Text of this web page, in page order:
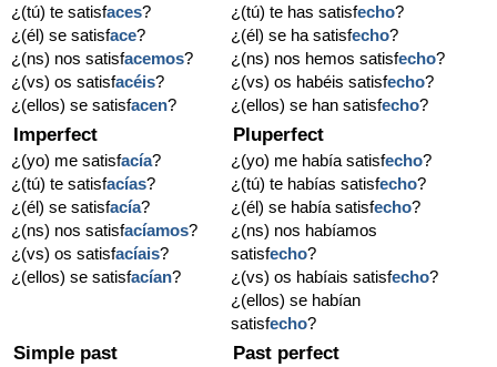
¿(tú) te satisfaces?
¿(él) se satisface?
¿(ns) nos satisfacemos?
¿(vs) os satisfacéis?
¿(ellos) se satisfacen?
¿(tú) te has satisfecho?
¿(él) se ha satisfecho?
¿(ns) nos hemos satisfecho?
¿(vs) os habéis satisfecho?
¿(ellos) se han satisfecho?
Imperfect
¿(yo) me satisfacía?
¿(tú) te satisfacías?
¿(él) se satisfacía?
¿(ns) nos satisfacíamos?
¿(vs) os satisfacíais?
¿(ellos) se satisfacían?
Pluperfect
¿(yo) me había satisfecho?
¿(tú) te habías satisfecho?
¿(él) se había satisfecho?
¿(ns) nos habíamos
satisfecho?
¿(vs) os habíais satisfecho?
¿(ellos) se habían
satisfecho?
Simple past Past perfect